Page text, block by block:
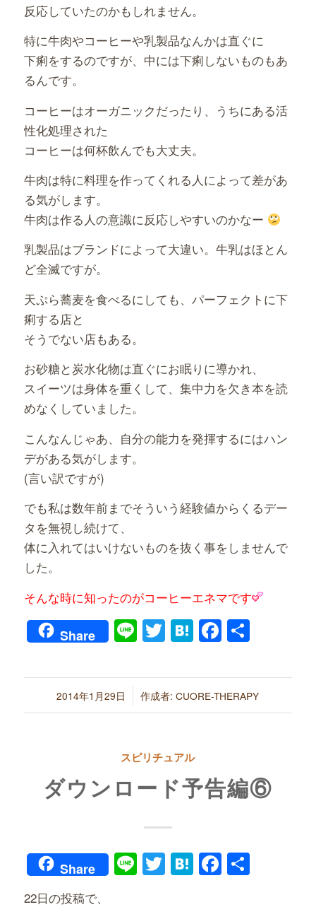
反応していたのかもしれません。
特に牛肉やコーヒーや乳製品なんかは直ぐに
下痢をするのですが、中には下痢しないものもあ
るんです。
コーヒーはオーガニックだったり、うちにある活
性化処理された
コーヒーは何杯飲んでも大丈夫。
牛肉は特に料理を作ってくれる人によって差があ
る気がします。
牛肉は作る人の意識に反応しやすいのかなー
乳製品はブランドによって大違い。牛乳はほとん
ど全滅ですが。
天ぷら蕎麦を食べるにしても、パーフェクトに下
痢する店と
そうでない店もある。
お砂糖と炭水化物は直ぐにお眠りに導かれ、
スイーツは身体を重くして、集中力を欠き本を読
めなくしていました。
こんなんじゃあ、自分の能力を発揮するにはハン
デがある気がします。
(言い訳ですが)
でも私は数年前までそういう経験値からくるデー
タを無視し続けて、
体に入れてはいけないものを抜く事をしませんで
した。
そんな時に知ったのがコーヒーエネマです
Share LineTwitter
Hatena共
2014年1月29日
/ 作成者:CUORE-THERAPY
スピリチュアル
ダウンロード予告編⑥
Share LineTwitter
Hatena共
22日の投稿で、